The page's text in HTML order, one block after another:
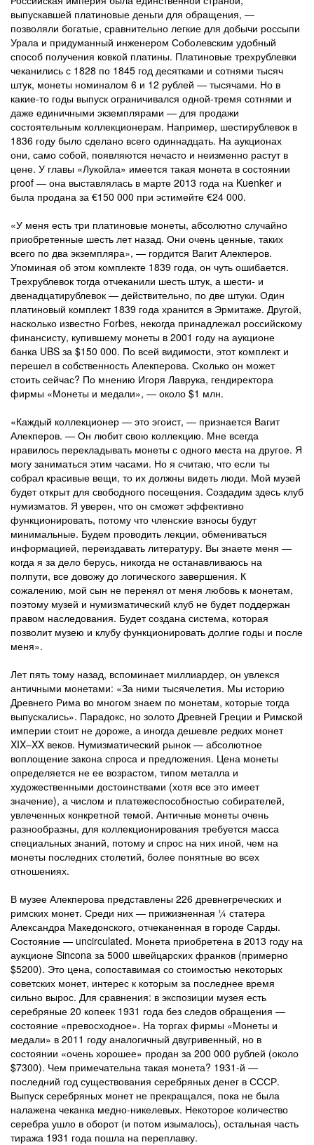
выпускавшей платиновые деньги для обращения, —
позволяли богатые, сравнительно легкие для добычи россыпи
Урала и придуманный инженером Соболевским удобный
способ получения ковкой платины. Платиновые трехрублевки
чеканились с 1828 по 1845 год десятками и сотнями тысяч
штук, монеты номиналом 6 и 12 рублей — тысячами. Но в
какие-то годы выпуск ограничивался одной-тремя сотнями и
даже единичными экземплярами — для продажи
состоятельным коллекционерам. Например, шестирублевок в
1836 году было сделано всего одиннадцать. На аукционах
они, само собой, появляются нечасто и неизменно растут в
цене. У главы «Лукойла» имеется такая монета в состоянии
proof — она выставлялась в марте 2013 года на Kuenker и
была продана за €150 000 при эстимейте €24 000.
«У меня есть три платиновые монеты, абсолютно случайно
приобретенные шесть лет назад. Они очень ценные, таких
всего по два экземпляра», — гордится Вагит Алекперов.
Упоминая об этом комплекте 1839 года, он чуть ошибается.
Трехрублевок тогда отчеканили шесть штук, а шести- и
двенадцатирублевок — действительно, по две штуки. Один
платиновый комплект 1839 года хранится в Эрмитаже. Другой,
насколько известно Forbes, некогда принадлежал российскому
финансисту, купившему монеты в 2001 году на аукционе
банка UBS за $150 000. По всей видимости, этот комплект и
перешел в собственность Алекперова. Сколько он может
стоить сейчас? По мнению Игоря Лаврука, гендиректора
фирмы «Монеты и медали», — около $1 млн.
«Каждый коллекционер — это эгоист, — признается Вагит
Алекперов. — Он любит свою коллекцию. Мне всегда
нравилось перекладывать монеты с одного места на другое. Я
могу заниматься этим часами. Но я считаю, что если ты
собрал красивые вещи, то их должны видеть люди. Мой музей
будет открыт для свободного посещения. Создадим здесь клуб
нумизматов. Я уверен, что он сможет эффективно
функционировать, потому что членские взносы будут
минимальные. Будем проводить лекции, обмениваться
информацией, переиздавать литературу. Вы знаете меня —
когда я за дело берусь, никогда не останавливаюсь на
полпути, все довожу до логического завершения. К
сожалению, мой сын не перенял от меня любовь к монетам,
поэтому музей и нумизматический клуб не будет поддержан
правом наследования. Будет создана система, которая
позволит музею и клубу функционировать долгие годы и после
меня».
Лет пять тому назад, вспоминает миллиардер, он увлекся
античными монетами: «За ними тысячелетия. Мы историю
Древнего Рима во многом знаем по монетам, которые тогда
выпускались». Парадокс, но золото Древней Греции и Римской
империи стоит не дороже, а иногда дешевле редких монет
XIX–XX веков. Нумизматический рынок — абсолютное
воплощение закона спроса и предложения. Цена монеты
определяется не ее возрастом, типом металла и
художественными достоинствами (хотя все это имеет
значение), а числом и платежеспособностью собирателей,
увлеченных конкретной темой. Античные монеты очень
разнообразны, для коллекционирования требуется масса
специальных знаний, потому и спрос на них иной, чем на
монеты последних столетий, более понятные во всех
отношениях.
В музее Алекперова представлены 226 древнегреческих и
римских монет. Среди них — прижизненная ¼ статера
Александра Македонского, отчеканенная в городе Сарды.
Состояние — uncirculated. Монета приобретена в 2013 году на
аукционе Sincona за 5000 швейцарских франков (примерно
$5200). Это цена, сопоставимая со стоимостью некоторых
советских монет, интерес к которым за последнее время
сильно вырос. Для сравнения: в экспозиции музея есть
серебряные 20 копеек 1931 года без следов обращения —
состояние «превосходное». На торгах фирмы «Монеты и
медали» в 2011 году аналогичный двугривенный, но в
состоянии «очень хорошее» продан за 200 000 рублей (около
$7300). Чем примечательна такая монета? 1931-й —
последний год существования серебряных денег в СССР.
Выпуск серебряных монет не прекращался, пока не была
налажена чеканка медно-никелевых. Некоторое количество
серебра ушло в оборот (и потом изымалось), остальная часть
тиража 1931 года пошла на переплавку.